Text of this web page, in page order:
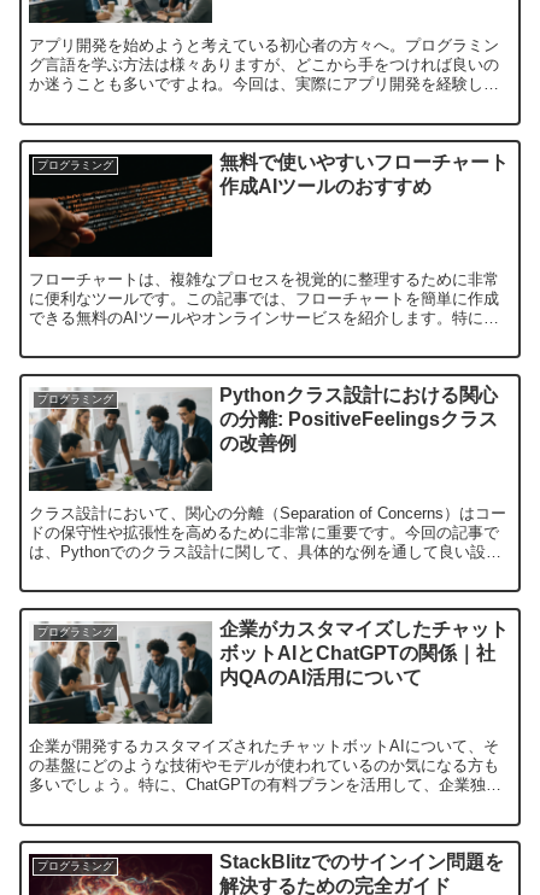
アプリ開発を始めようと考えている初心者の方々へ。プログラミン
グ言語を学ぶ方法は様々ありますが、どこから手をつければ良いの
か迷うことも多いですよね。今回は、実際にアプリ開発を経験した
す。...
プログラミング
無料で使いやすいフローチャート
作成AIツールのおすすめ
フローチャートは、複雑なプロセスを視覚的に整理するために非常
に便利なツールです。この記事では、フローチャートを簡単に作成
できる無料のAIツールやオンラインサービスを紹介します。特に、
プログラミング
Pythonクラス設計における関心
の分離: PositiveFeelingsクラス
の改善例
クラス設計において、関心の分離（Separation of Concerns）はコー
ドの保守性や拡張性を高めるために非常に重要です。今回の記事で
は、Pythonでのクラス設計に関して、具体的な例を通して良い設計
プログラミング
企業がカスタマイズしたチャット
ボットAIとChatGPTの関係｜社
内QAのAI活用について
企業が開発するカスタマイズされたチャットボットAIについて、そ
の基盤にどのような技術やモデルが使われているのか気になる方も
多いでしょう。特に、ChatGPTの有料プランを活用して、企業独自
プログラミング
StackBlitzでのサインイン問題を
解決するための完全ガイド